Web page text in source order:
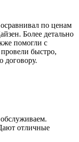
по ценам
Более детально
помогли с
быстро,
договору.
отличные